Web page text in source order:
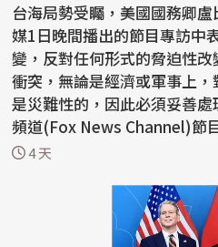
台海局勢受矚，美國國務卿
媒1日晚間播出的節目專訪中
變，反對任何形式的脅迫性
衝突，無論是經濟或軍事上
是災難性的，因此必須妥善處理。 盧比歐接受福
頻道(Fox News Channel)節
ump」...
4 天